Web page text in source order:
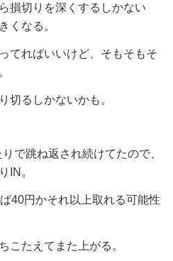
損切りを深くするしかない
くなる。
てればいいけど、そもそもそ
切るしかないかも。
で跳ね返され続けてたので、
IN。
40円かそれ以上取れる可能性
こたえてまた上がる。